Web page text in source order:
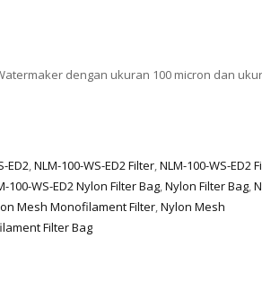
dengan ukuran 100 micron dan
ED2,NLM-100-WS-ED2 Filter,NLM-100-WS-ED2
100-WS-ED2 Nylon Filter Bag,Nylon Filter Bag,
Mesh Monofilament Filter,Nylon Mesh
Filter Bag